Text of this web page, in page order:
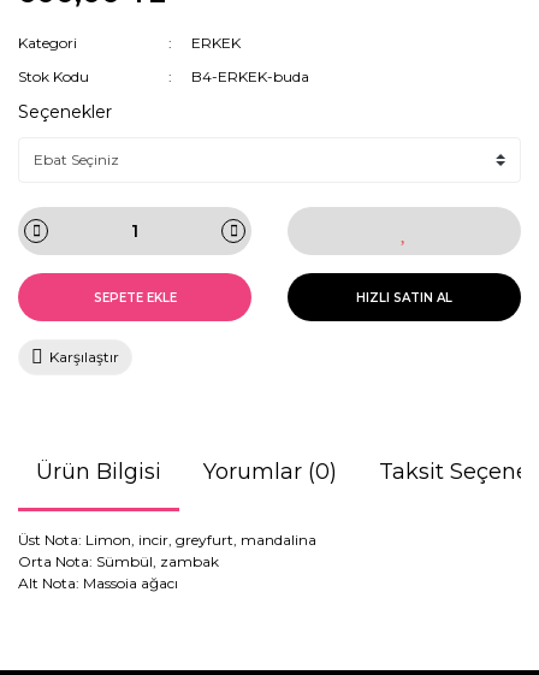
Kategori
ERKEK
Stok Kodu
B4-ERKEK-buda
Seçenekler
SEPETE EKLE HIZLI SATIN AL
Karşılaştır
Ürün Bilgisi Yorumlar (0) Taksit
Üst Nota: Limon, incir, greyfurt, mandalina
Orta Nota: Sümbül, zambak
Alt Nota: Massoia ağacı
konularda yetersiz gördüğünüz noktaları öneri formunu